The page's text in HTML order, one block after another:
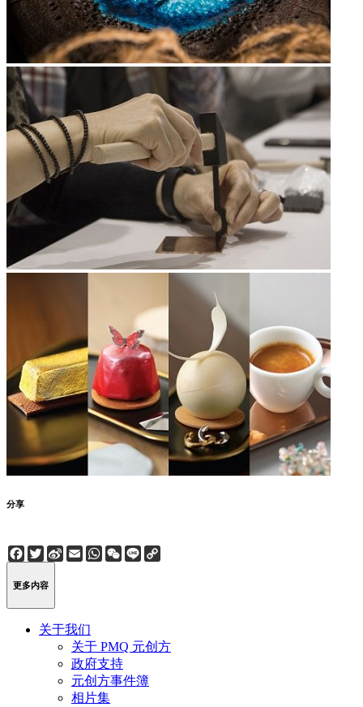
分享
Facebook
Twitter
Sina
Weibo
EmailWhatsApp
WeChat
Line
更多内容
关于我们
关于 PMQ 元创方
政府支持
元创方事件簿
相片集